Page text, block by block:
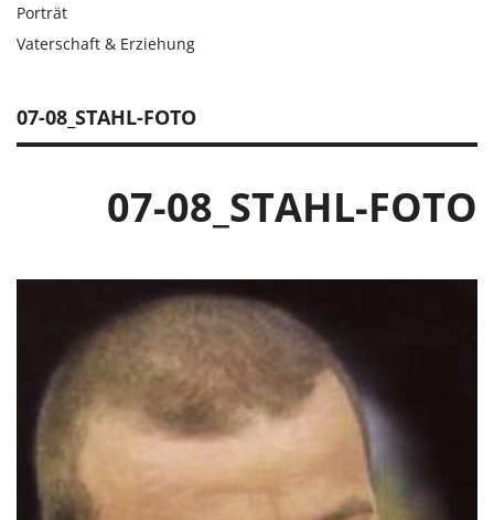
07-08_STAHL-FOTO
07-08_STAHL-FOTO
Porträt
Vaterschaft & Erziehung